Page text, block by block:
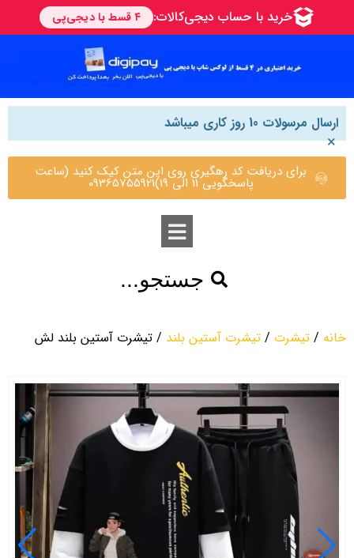
ارسال مرسولات 10 روز کاری میباشد
×
برای دریافت کد رهگیری روی این متن کیک کنید (ساعت
پاسخگویی 11 الی 19)09365755921
جستجو...
خانه / تیشرت / تیشرت آستین بلند / تیشرت آستین بلند لش